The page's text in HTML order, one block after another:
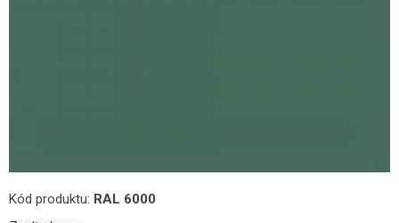
Kód produktu: RAL 6000